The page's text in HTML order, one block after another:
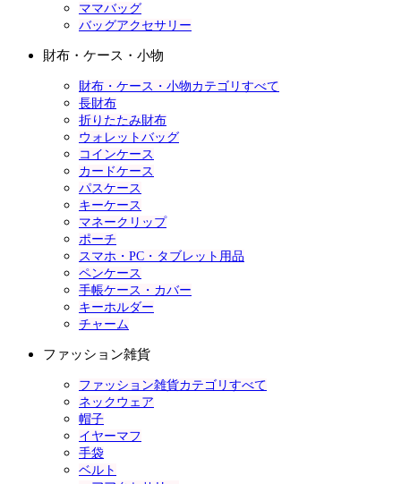
ママバッグ
バッグアクセサリー
財布・ケース・小物
財布・ケース・小物カテゴリすべて
長財布
折りたたみ財布
ウォレットバッグ
コインケース
カードケース
パスケース
キーケース
マネークリップ
ポーチ
スマホ・PC・タブレット用品
ペンケース
手帳ケース・カバー
キーホルダー
チャーム
ファッション雑貨
ファッション雑貨カテゴリすべて
ネックウェア
帽子
イヤーマフ
手袋
ベルト